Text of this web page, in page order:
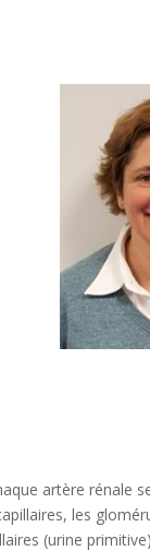
artère rénale
les
(urine